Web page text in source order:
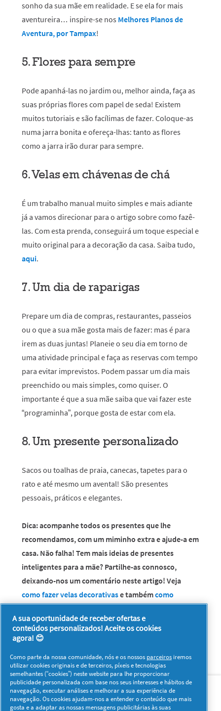
sonho da sua mãe em realidade. E se ela for mais
aventureira… inspire-se nos Melhores Planos de
Aventura, porTampax!
5. Flores para sempre
Pode apanhá-las no jardim ou, melhor ainda, faça as
suas próprias flores com papel de seda! Existem
muitos tutoriais e são facílimas de fazer. Coloque-as
numa jarra bonita e ofereça-lhas: tanto as flores
como a jarra irão durar para sempre.
6. Velas em chávenas de chá
É um trabalho manual muito simples e mais adiante
já a vamos direcionar para o artigo sobre como fazê-
las. Com esta prenda, conseguirá um toque especial e
muito original para a decoração da casa. Saiba tudo,
aqui.
7. Um dia de raparigas
Prepare um dia de compras, restaurantes, passeios
ou o que a sua mãe gosta mais de fazer: mas é para
irem as duas juntas! Planeie o seu dia em torno de
uma atividade principal e faça as reservas com tempo
para evitar imprevistos. Podem passar um dia mais
preenchido ou mais simples, como quiser. O
importante é que a sua mãe saiba que vai fazer este
“programinha”, porque gosta de estar com ela.
8. Um presente personalizado
Sacos ou toalhas de praia, canecas, tapetes para o
rato e até mesmo um avental! São presentes
pessoais, práticos e elegantes.
Dica: acompanhe todos os presentes que lhe
recomendamos, com um miminho extra e ajude-a em
casa. Não falha! Tem mais ideias de presentes
inteligentes para a mãe? Partilhe-as connosco,
deixando-nos um comentário neste artigo! Veja
como fazer velas decorativase tambémcomo
Sobre nós Contacto Visitar www.pg.com
Redes Sociais
A sua oportunidade de receber ofertas e
conteúdos personalizados! Aceite os cookies
agora! 😊
Como parte da nossa comunidade, nós e os nossos parceiros iremos
utilizar cookies originais e de terceiros, píxeis e tecnologias
semelhantes (“cookies”) neste website para lhe proporcionar
publicidade personalizada com base nos seus interesses e hábitos de
navegação, executar análises e melhorar a sua experiência de
navegação. Os cookies ajudam-nos a entender o conteúdo que mais
gosta e a adaptar as nossas mensagens publicitárias às suas